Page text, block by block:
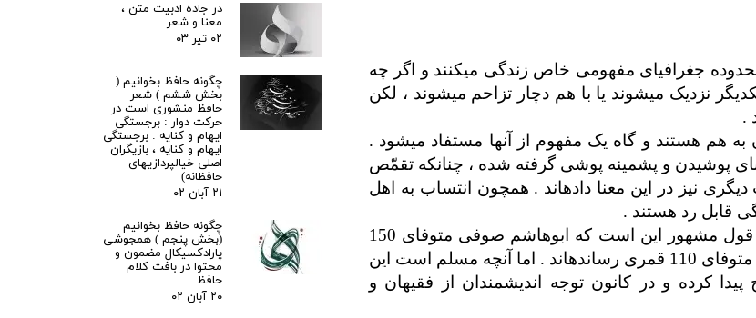
جغرافیای مفهومی خاص زندگی می­کنند و اگر چه
نزدیک می­شوند یا با هم دچار تزاحم می­شوند ، لکن
.
هم هستند و گاه یک مفهوم از آنها مستفاد می­شود .
پوشیدن و پشمینه پوشی گرفته شده ، چنانکه تقمّص
نیز در این معنا داده­اند . همچون انتساب به اهل
قابل رد هستند .
اما اینکه نخستین بار چه کسی بدین لقب نامیده شد قول مشهور این است که ابوهاشم صوفی متوفای 150
قمری است . و برخی نیز این اصطلاح را حسن بصری متوفای 110 قمری رسانده­اند . اما آنچه مسلم است این
کرده و در کانون توجه اندیشمندان از فقیهان و
در جاده ادبیت متن ،
معنا و شعر
۰۲ تیر ۰۳
چگونه حافظ بخوانیم (
بخش ششم ) شعر
حافظ منشوری است در
حرکت دوار : برجستگی
ایهام و کنایه : برجستگی
ایهام و کنایه ، بازیگران
اصلی خیالپردازیهای
حافظانه)
۲۱ آبان ۰۲
چگونه حافظ بخوانیم
(بخش پنجم ) همجوشی
پارادکسیکال مضمون و
محتوا در بافت کلام
حافظ
۲۰ آبان ۰۲